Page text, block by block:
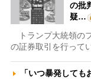
の批
疑…
トランプ大統領の
の証券取引を行って
「いつ暴発して